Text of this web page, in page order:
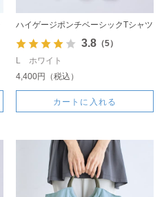
ハイゲージポンチベーシックTシャツ
3.8（5）
L ホワイト
4,400円（税込）
カートに入れる